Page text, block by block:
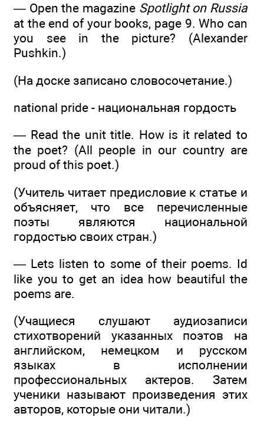
— Open the magazine Spotlight on Russia
at the end of your books, page 9. Who can
you see in the picture? (Alexander
Pushkin.)
(На доске записано словосочетание.)
national pride - национальная гордость
— Read the unit title. How is it related to
the poet? (All people in our country are
proud of this poet.)
(Учитель читает предисловие к статье и
объясняет, что все перечисленные
поэты являются национальной
гордостью своих стран.)
— Lets listen to some of their poems. Id
like you to get an idea how beautiful the
poems are.
(Учащиеся слушают аудиозаписи
стихотворений указанных поэтов на
английском, немецком и русском
языках в исполнении
профессиональных актеров. Затем
ученики называют произведения этих
авторов, которые они читали.)